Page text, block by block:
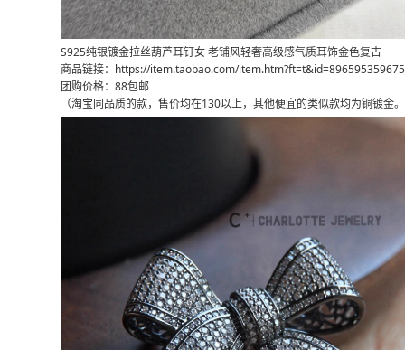
S925纯银镀金拉丝葫芦耳钉女 老铺风轻奢高级感气质耳饰金色复古
商品链接：https://item.taobao.com/item.htm?ft=t&id=896595359675
团购价格：88包邮
（淘宝同品质的款，售价均在130以上，其他便宜的类似款均为铜镀金